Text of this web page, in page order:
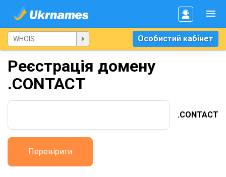
Особистий кабінет
Реєстрація домену
.CONTACT
.CONTACT
Перевірити